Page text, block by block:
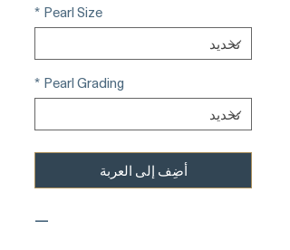
Pearl Size
*
Pearl Grading
*
أضِف إلى العربة
—